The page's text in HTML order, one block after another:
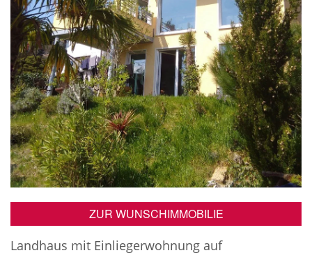
ZUR WUNSCHIMMOBILIE
Landhaus mit Einliegerwohnung auf